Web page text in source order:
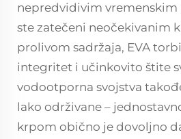
nepredvidivim vremenskim
ste zatečeni neočekivanim
prolivom sadržaja, EVA
integritet i učinkovito štite
vodootporna svojstva
lako održivane –
krpom obično je dovoljno